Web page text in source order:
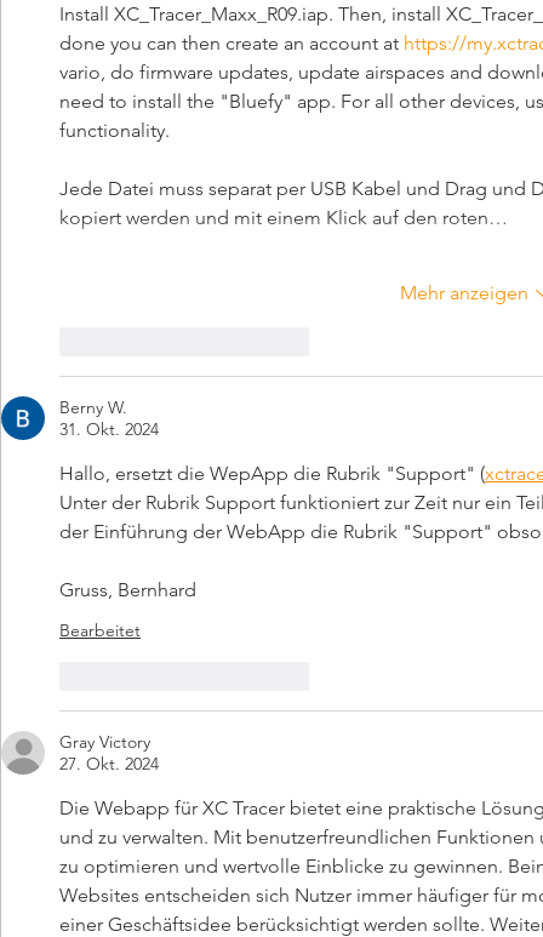
Install XC_Tracer_Maxx_R09.iap. Then, install
done you can then create an account at https://
vario, do firmware updates, update airspaces and
need to install the "Bluefy" app. For all other devices,
functionality.
Jede Datei muss separat per USB Kabel und Drag und
kopiert werden und mit einem Klick auf den roten…
Mehr anzeigen
Berny W.
31. Okt. 2024
Hallo, ersetzt die WepApp die Rubrik "Support" (
Unter der Rubrik Support funktioniert zur Zeit nur ein
der Einführung der WebApp die Rubrik "Support"
Gruss, Bernhard
Bearbeitet
Gray Victory
27. Okt. 2024
Die Webapp für XC Tracer bietet eine praktische
und zu verwalten. Mit benutzerfreundlichen
zu optimieren und wertvolle Einblicke zu gewinnen.
Websites entscheiden sich Nutzer immer häufiger für
einer Geschäftsidee berücksichtigt werden sollte.